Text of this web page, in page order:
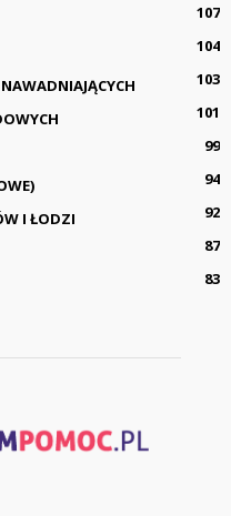
107
104
103
101
99
94
I ŁODZI
92
87
83